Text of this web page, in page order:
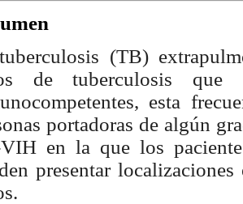
(TB)
de tuberculosis que
esta
portadoras de algún
en la que los
presentar